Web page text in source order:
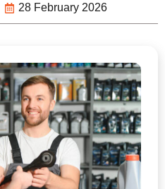
28 February 2026